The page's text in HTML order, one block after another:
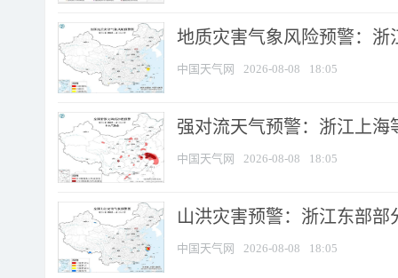
地质灾害气象风险预警：
中国天气网 2026-08-08 18:05
强对流天气预警：浙江上海
中国天气网 2026-08-08 18:05
山洪灾害预警：浙江东部
中国天气网 2026-08-08 18:05